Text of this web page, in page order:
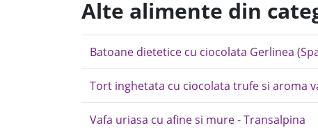
Alte alimente din
Batoane dietetice cu ciocolata Gerlinea
Tort inghetata cu ciocolata trufe si aroma
Vafa uriasa cu afine si mure - Transalpina